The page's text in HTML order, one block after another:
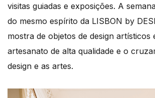
visitas guiadas e exposições. A
do mesmo espírito da LISBON by
mostra de objetos de design artísticos
artesanato de alta qualidade e o
design e as artes.